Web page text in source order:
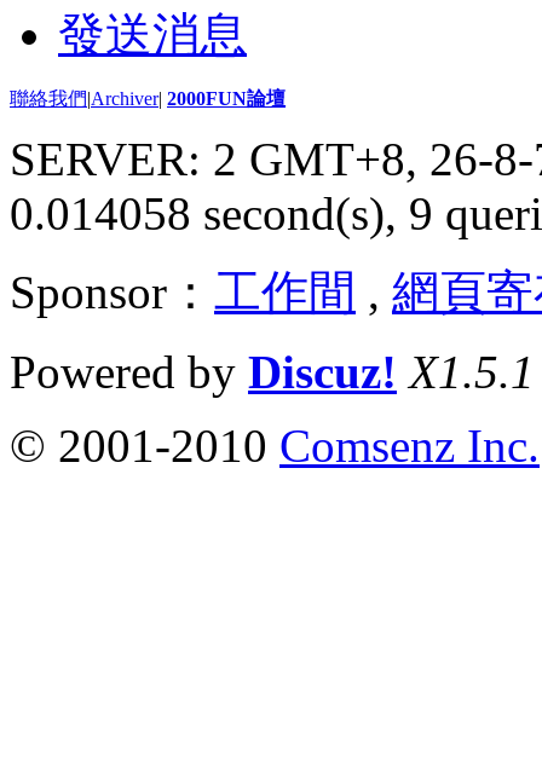
發送消息
聯絡我們|Archiver| 2000FUN論壇
SERVER: 2 GMT+8, 26-
0.014058 second(s), 9
Sponsor： 工作間 , 網頁
Powered by Discuz! X1.5.1
© 2001-2010 Comsenz Inc.